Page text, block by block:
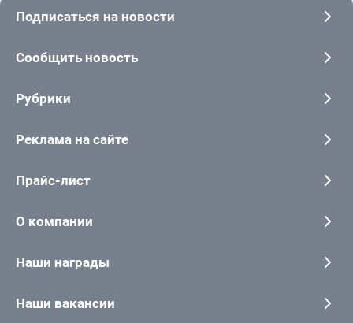
Подписаться на новости
Сообщить новость
Рубрики
Реклама на сайте
Прайс-лист
О компании
Наши награды
Наши вакансии